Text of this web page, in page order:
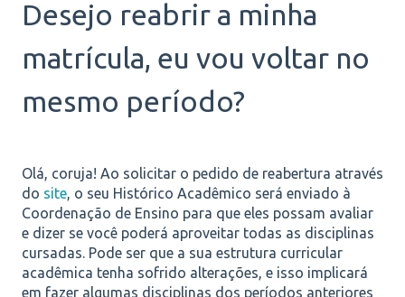
Desejo reabrir a minha
matrícula, eu vou voltar no
mesmo período?
Olá, coruja! Ao solicitar o pedido de reabertura através
do site, o seu Histórico Acadêmico será enviado à
Coordenação de Ensino para que eles possam avaliar
e dizer se você poderá aproveitar todas as disciplinas
cursadas. Pode ser que a sua estrutura curricular
acadêmica tenha sofrido alterações, e isso implicará
em fazer algumas disciplinas dos períodos anteriores